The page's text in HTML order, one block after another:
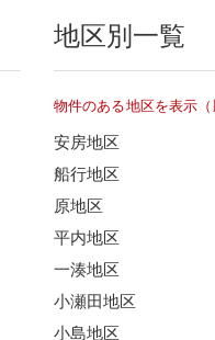
地区別一覧
物件のある地区を表示（
安房地区
船行地区
原地区
平内地区
一湊地区
小瀬田地区
小島地区